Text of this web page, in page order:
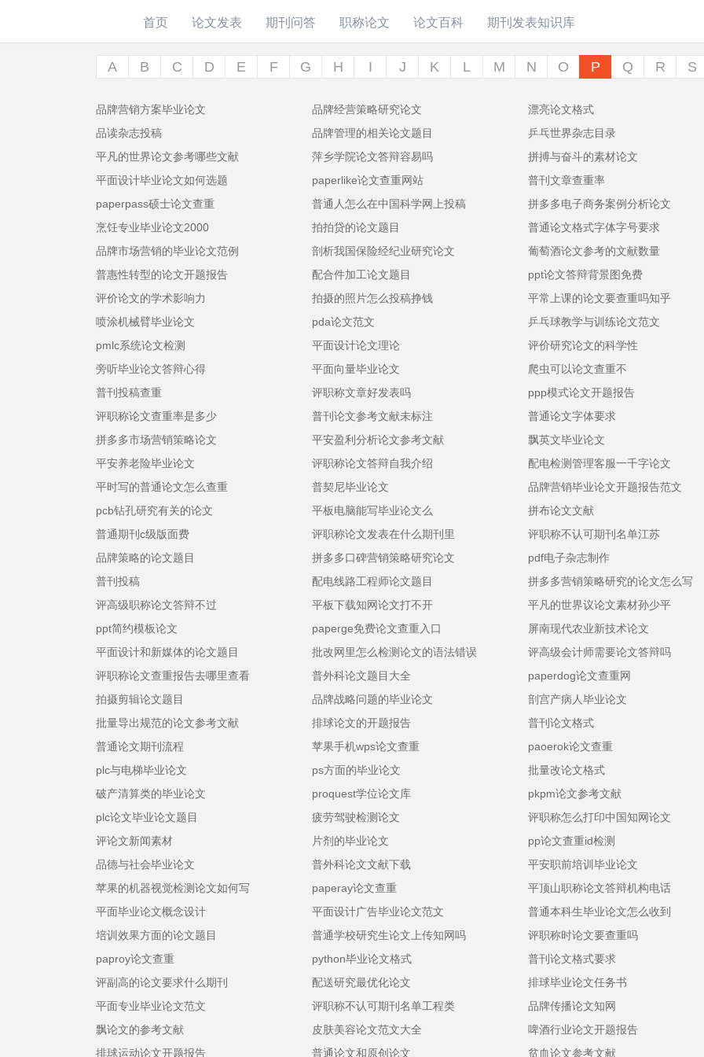
首页 论文发表 期刊问答 职称论文 论文百科 期刊发表知识库
A B C D E F G H I J K L M N O P Q R S
品牌营销方案毕业论文 品牌经营策略研究论文
漂亮论文格式
品读杂志投稿
品牌管理的相关论文题目
乒乓世界杂志目录
平凡的世界论文参考哪些文献
萍乡学院论文答辩容易吗
拼搏与奋斗的素材论文
平面设计毕业论文如何选题
paperlike论文查重网站
普刊文章查重率
paperpass硕士论文查重
普通人怎么在中国科学网上投稿
拼多多电子商务案例分析论文
烹饪专业毕业论文2000
拍拍贷的论文题目
普通论文格式字体字号要求
品牌市场营销的毕业论文范例
剖析我国保险经纪业研究论文
葡萄酒论文参考的文献数量
普惠性转型的论文开题报告
配合件加工论文题目
ppt论文答辩背景图免费
评价论文的学术影响力
拍摄的照片怎么投稿挣钱
平常上课的论文要查重吗知乎
喷涂机械臂毕业论文
pda论文范文
乒乓球教学与训练论文范文
pmlc系统论文检测
平面设计论文理论
评价研究论文的科学性
旁听毕业论文答辩心得
平面向量毕业论文
爬虫可以论文查重不
普刊投稿查重
评职称文章好发表吗
ppp模式论文开题报告
评职称论文查重率是多少
普刊论文参考文献未标注
普通论文字体要求
拼多多市场营销策略论文
平安盈利分析论文参考文献
飘英文毕业论文
平安养老险毕业论文
评职称论文答辩自我介绍
配电检测管理客服一千字论文
平时写的普通论文怎么查重
普契尼毕业论文
品牌营销毕业论文开题报告范文
pcb钻孔研究有关的论文
平板电脑能写毕业论文么
拼布论文文献
普通期刊c级版面费
评职称论文发表在什么期刊里
评职称不认可期刊名单江苏
品牌策略的论文题目
拼多多口碑营销策略研究论文
pdf电子杂志制作
普刊投稿
配电线路工程师论文题目
拼多多营销策略研究的论文怎么写
评高级职称论文答辩不过
平板下载知网论文打不开
平凡的世界议论文素材孙少平
ppt简约模板论文
paperge免费论文查重入口
屏南现代农业新技术论文
平面设计和新媒体的论文题目
批改网里怎么检测论文的语法错误
评高级会计师需要论文答辩吗
评职称论文查重报告去哪里查看
普外科论文题目大全
paperdog论文查重网
拍摄剪辑论文题目
品牌战略问题的毕业论文
剖宫产病人毕业论文
批量导出规范的论文参考文献
排球论文的开题报告
普刊论文格式
普通论文期刊流程
苹果手机wps论文查重
paoerok论文查重
plc与电梯毕业论文
ps方面的毕业论文
批量改论文格式
破产清算类的毕业论文
proquest学位论文库
pkpm论文参考文献
plc论文毕业论文题目
疲劳驾驶检测论文
评职称怎么打印中国知网论文
评论文新闻素材
片剂的毕业论文
pp论文查重id检测
品德与社会毕业论文
普外科论文文献下载
平安职前培训毕业论文
苹果的机器视觉检测论文如何写
paperay论文查重
平顶山职称论文答辩机构电话
平面毕业论文概念设计
平面设计广告毕业论文范文
普通本科生毕业论文怎么收到
培训效果方面的论文题目
普通学校研究生论文上传知网吗
评职称时论文要查重吗
paproy论文查重
python毕业论文格式
普刊论文格式要求
评副高的论文要求什么期刊
配送研究最优化论文
排球毕业论文任务书
平面专业毕业论文范文
评职称不认可期刊名单工程类
品牌传播论文知网
飘论文的参考文献
皮肤美容论文范文大全
啤酒行业论文开题报告
排球运动论文开题报告
普通论文和原创论文 贫血论文参考文献